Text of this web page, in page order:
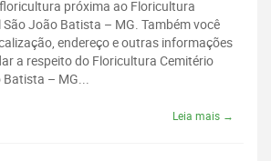
próxima ao Floricultura
João Batista – MG. Também você
endereço e outras informações
a respeito do Floricultura Cemitério
Batista – MG...
Leia mais →